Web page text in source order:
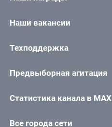
Наши вакансии
Техподдержка
Предвыборная агитация
Статистика канала в MAX
Все города сети